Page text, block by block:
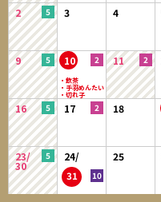
2 3 4
9 10 11
16 17 18
23/
30
24/
31
25